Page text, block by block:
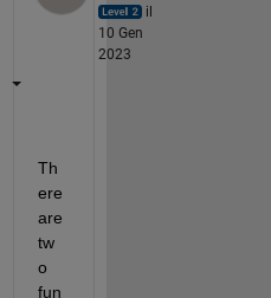
il
10 Gen
2023
Th
ere
are
tw
o
fun